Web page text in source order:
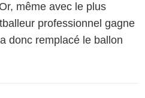
même avec le plus
professionnel gagne
donc remplacé le ballon